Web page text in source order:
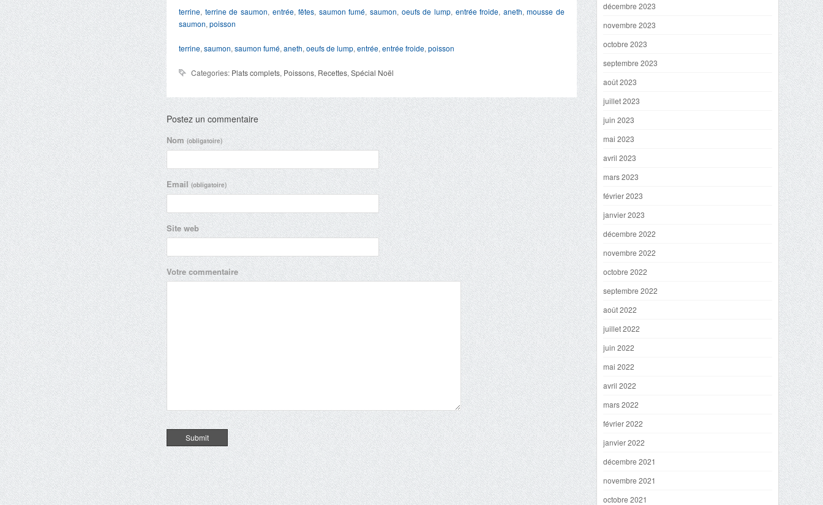
terrine, terrine de saumon, entrée,fêtes, saumon fumé, saumon, oeufs de lump, entrée froide, aneth,mousse de
saumon, poisson
terrine, saumon, saumon fumé, aneth, oeufs de lump, entrée, entrée froide, poisson
Categories: Plats complets, Poissons, Recettes, Spécial Noël
Postez un commentaire
Nom(obligatoire)
Email(obligatoire)
Site web
Votre commentaire
décembre 2023
novembre 2023
octobre 2023
septembre 2023
août 2023
juillet 2023
juin 2023
mai 2023
avril 2023
mars 2023
février 2023
janvier 2023
décembre 2022
novembre 2022
octobre 2022
septembre 2022
août 2022
juillet 2022
juin 2022
mai 2022
avril 2022
mars 2022
février 2022
janvier 2022
décembre 2021
novembre 2021
octobre 2021